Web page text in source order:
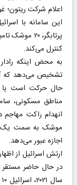
اعلام شرکت ریتون؛
پرتابگر،
کنترل می‌کند.
به محض اینکه
تشخیص می‌دهد که
حال حرکت است یا
مناطق مسکونی،
انهدام راکت
موشک به سمت یک
اجازه عبور می‌دهد.
ارتش اسرائیل از
در حال حاضر مستقر